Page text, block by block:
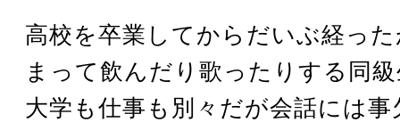
高校を卒業してからだいぶ経っ
まって飲んだり歌ったりする同
大学も仕事も別々だが会話には